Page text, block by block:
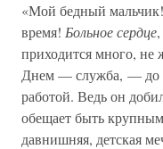
«Мой бедный мальчик!
время! Больное сердце
приходится много, не
Днем — служба, — до
работой. Ведь он
обещает быть
давнишняя, детская